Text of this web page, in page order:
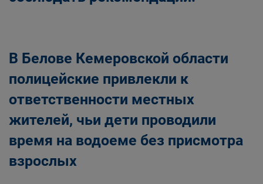
В Белове Кемеровской области
полицейские привлекли к
ответственности местных
жителей, чьи дети проводили
время на водоеме без присмотра
взрослых